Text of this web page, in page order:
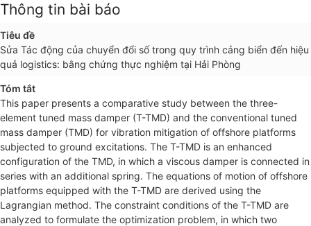
Thông tin bài báo
Tiêu đề
Sửa Tác động của chuyển đổi số trong quy trình cảng biển đến hiệu
quả logistics: bằng chứng thực nghiệm tại Hải Phòng
Tóm tắt
This paper presents a comparative study between the three-
element tuned mass damper (T-TMD) and the conventional tuned
mass damper (TMD) for vibration mitigation of offshore platforms
subjected to ground excitations. The T-TMD is an enhanced
configuration of the TMD, in which a viscous damper is connected in
series with an additional spring. The equations of motion of offshore
platforms equipped with the T-TMD are derived using the
Lagrangian method. The constraint conditions of the T-TMD are
analyzed to formulate the optimization problem, in which two